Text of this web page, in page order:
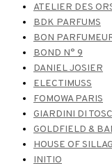
ATELIER DES
BDK PARFUMS
BON
BOND N° 9
DANIEL JOSIER
ELECTIMUSS
FOMOWA PARIS
GIARDINI DI
GOLDFIELD &
HOUSE OF
INITIO